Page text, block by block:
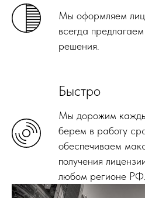
Мы оформляем
всегда
решения.
Быстро
Мы дорожим
берем в работу
обеспечиваем
получения
любом регионе РФ.